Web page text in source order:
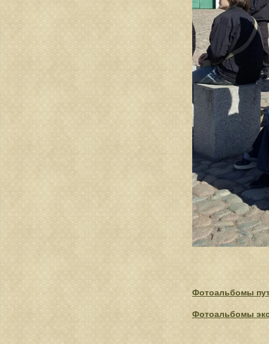
Фотоальбомы
Фотоальбомы